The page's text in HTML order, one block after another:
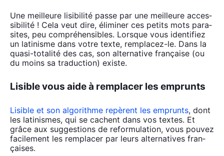
Une meilleure lisi­bi­li­té passe par une meilleure acces­
si­bi­li­té ! Cela veut dire, éli­mi­ner ces petits mots para­
sites, peu com­pré­hen­sibles. Lorsque vous iden­ti­fiez
un lati­nisme dans votre texte, rem­pla­cez-le. Dans la
qua­si-tota­li­té des cas, son alter­na­tive fran­çaise (ou
du moins sa tra­duc­tion) existe.
Lisible vous aide à remplacer les emprunts
Lisible et son algo­rithme repèrent les emprunts, dont
les lati­nismes, qui se cachent dans vos textes. Et
grâce aux sug­ges­tions de refor­mu­la­tion, vous pou­vez
faci­le­ment les rem­pla­cer par leurs alter­na­tives fran­
çaises.